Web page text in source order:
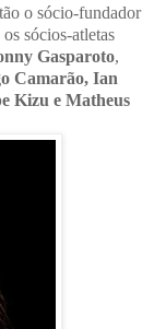
o sócio-fundador
os sócios-atletas
Gasparoto,
Camarão, Ian
Kizu e Matheus